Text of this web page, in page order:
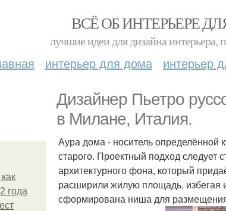
ВСЁ ОБ ИНТЕРЬЕРЕ
лучшие идеи для дизайна интерьера,
интерьер для дома интерьер
Дизайнер Пьетро
в Милане, Италия.
года
Аура дома - носитель определённой
старого. Проектный подход следует
архитектурного фона, который
расширили жилую площадь, избегая
сформирована ниша для